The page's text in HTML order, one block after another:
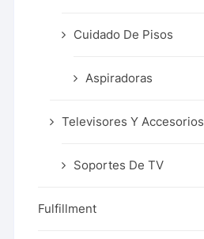
Cuidado De Pisos
Aspiradoras
Televisores Y Accesorios
Soportes De TV
Fulfillment